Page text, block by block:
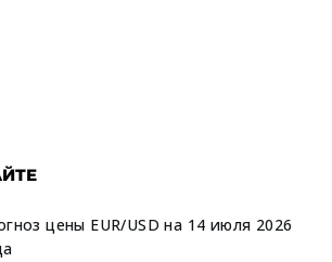
цены EUR/USD на 14 июля 2026